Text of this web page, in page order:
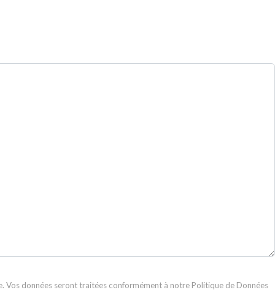
données seront traitées conformément à notre Politique de Données